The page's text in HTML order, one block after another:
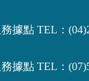
據點 TEL：
據點 TEL：